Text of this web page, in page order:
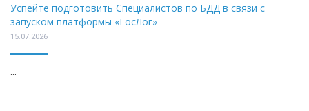
Успейте подготовить Специалистов по БДД в связи с
запуском платформы «ГосЛог»
15.07.2026
...